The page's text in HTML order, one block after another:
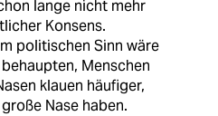
lange nicht mehr
Konsens.
politischen Sinn wäre
Menschen
klauen häufiger,
Nase haben.